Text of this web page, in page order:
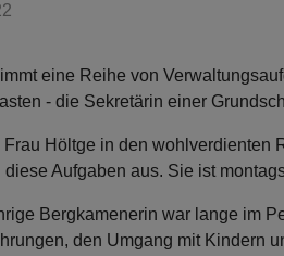
eine Reihe von
- die Sekretärin einer
Frau Höltge in den wohlverdienten
Aufgaben aus. Sie ist
Bergkamenerin war lange im
den Umgang mit Kindern